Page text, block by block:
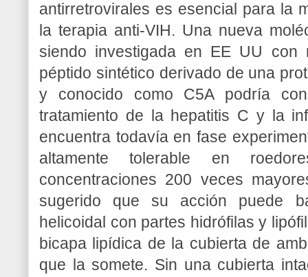
antirretrovirales es esencial para la
la terapia anti-VIH. Una nueva
siendo investigada en EE UU con
péptido sintético derivado de una
y conocido como C5A podría
tratamiento de la hepatitis C y la
encuentra todavía en fase
altamente tolerable en
concentraciones 200 veces
sugerido que su acción puede
helicoidal con partes hidrófilas y
bicapa lipídica de la cubierta de
que la somete. Sin una cubierta